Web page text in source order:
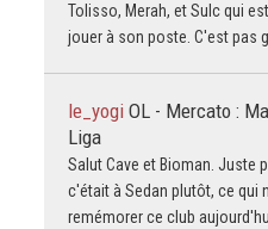
Tolisso, Merah, et Sulc qui
jouer à son poste. C'est pas
le_yogi OL - Mercato :
Liga
Salut Cave et Bioman. Juste
c'était à Sedan plutôt, ce qui
remémorer ce club